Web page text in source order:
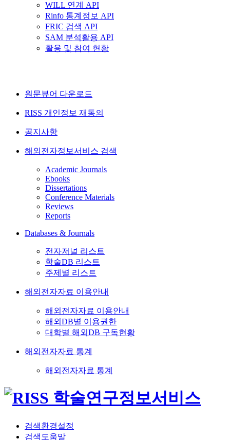
WILL 연계 API
Rinfo 통계정보 API
FRIC 검색 API
SAM 분석활용 API
활용 및 참여 현황
원문뷰어 다운로드
RISS 개인정보 재동의
공지사항
해외전자정보서비스 검색
Academic Journals
Ebooks
Dissertations
Conference Materials
Reviews
Reports
Databases & Journals
전자저널 리스트
학술DB 리스트
주제별 리스트
해외전자자료 이용안내
해외전자자료 이용안내
해외DB별 이용권한
대학별 해외DB 구독현황
해외전자자료 통계
해외전자자료 통계
검색환경설정
검색도움말